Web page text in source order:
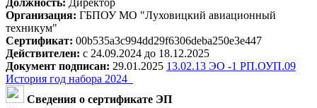
Организация: ГБПОУ МО "Луховицкий авиационный
техникум"
Сертификат: 00b535a3c994dd29f6306deba250e3e447
Действителен: с 24.09.2024 до 18.12.2025
Документ подписан: 29.01.2025 13.02.13 ЭО -1 РП.ОУП.09
История год набора 2024_
Сведения о сертификате ЭП